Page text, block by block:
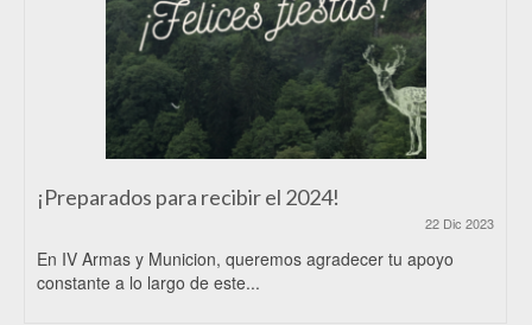
¡Preparados para recibir el 2024!
22 Dic 2023
En IV Armas y Municion, queremos agradecer tu apoyo
constante a lo largo de este...